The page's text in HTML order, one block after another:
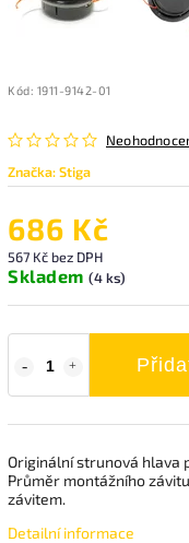
Kód: 1911-9142-01
Značka:Stiga
686 Kč
567 Kč bez DPH
Skladem (4 ks)
Originální strunová hlava
Průměr montážního
závitem.
Detailní informace